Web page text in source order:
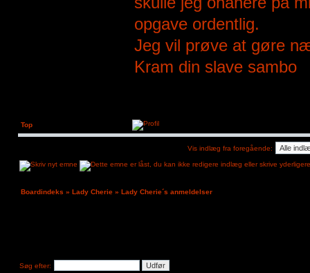
opgave ordentlig.
Jeg vil prøve at gøre
Kram din slave sambo
Top
Vis indlæg fra foregående:
Boardindeks » Lady Cherie » Lady Cherie´s anmeldelser
Søg efter: